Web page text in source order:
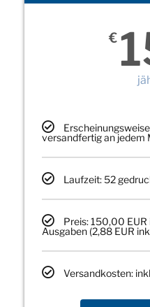
€
versandfertig an jedem
Laufzeit: 52
Preis: 150,00
Ausgaben (2,88 EUR
Versandkosten: